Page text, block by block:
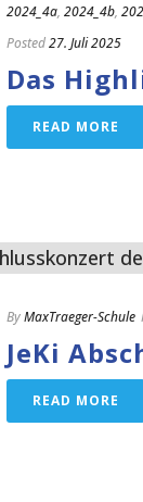
2024_4a, 2024_4b,
Posted27. Juli 2025
Das
READ MORE
ByMaxTraeger-Schule
JeKi
READ MORE